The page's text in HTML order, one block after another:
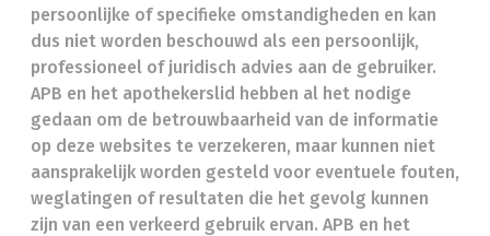
persoonlijke of specifieke omstandigheden en kan
dus niet worden beschouwd als een persoonlijk,
professioneel of juridisch advies aan de gebruiker.
APB en het apothekerslid hebben al het nodige
gedaan om de betrouwbaarheid van de informatie
op deze websites te verzekeren, maar kunnen niet
aansprakelijk worden gesteld voor eventuele fouten,
weglatingen of resultaten die het gevolg kunnen
zijn van een verkeerd gebruik ervan. APB en het